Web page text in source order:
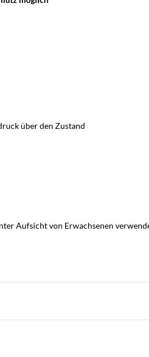
über den Zustand
Aufsicht von Erwachsenen